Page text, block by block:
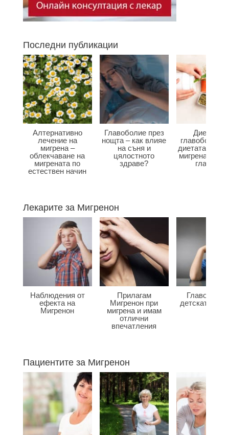
Последни публикации
Алтернативно
лечение на
мигрена –
облекчаване на
мигрената по
естествен начин
Главоболие през
нощта – как влияе
на съня и
цялостното
здраве?
Диета при
главоболие –
диетата
мигрена и
главата?
Лекарите за Мигренон
Наблюдения от
ефекта на
Мигренон
Прилагам
Мигренон при
мигрена и имам
отлични
впечатления
детската
Пациентите за Мигренон